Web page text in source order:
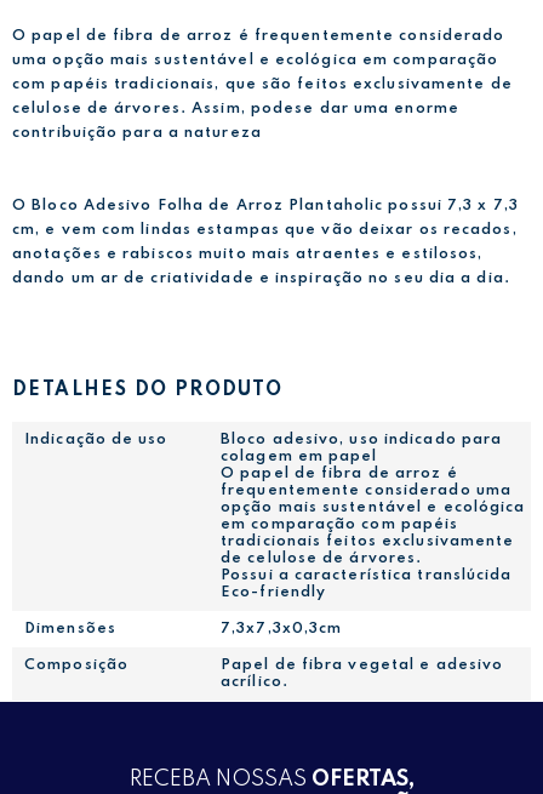
O papel de fibra de arroz é frequentemente considerado
uma opção mais sustentável e ecológica em comparação
com papéis tradicionais, que são feitos exclusivamente de
celulose de árvores. Assim, podese dar uma enorme
contribuição para a natureza
O Bloco Adesivo Folha de Arroz Plantaholic possui 7,3 x 7,3
cm, e vem com lindas estampas que vão deixar os recados,
anotações e rabiscos muito mais atraentes e estilosos,
dando um ar de criatividade e inspiração no seu dia a dia.
DETALHES DO PRODUTO
Indicação de uso
Bloco adesivo, uso indicado para
colagem em papel
O papel de fibra de arroz é
frequentemente considerado uma
opção mais sustentável e ecológica
em comparação com papéis
tradicionais feitos exclusivamente
de celulose de árvores.
Possui a característica translúcida
Eco-friendly
Dimensões 7,3x7,3x0,3cm
Composição
Papel de fibra vegetal e adesivo
acrílico.
RECEBA NOSSAS OFERTAS,